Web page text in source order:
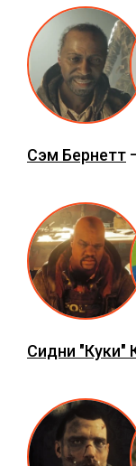
Сэм Бернетт
Сидни "Куки"